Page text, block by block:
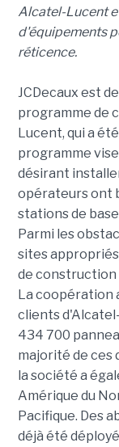
Alcatel-Lucent
d'équipements
réticence.
JCDecaux est
programme de
Lucent, qui a
programme
désirant
opérateurs ont
stations de
Parmi les
sites
de construction
La coopération
clients
434 700
majorité de ces
la société a
Amérique du
Pacifique. Des
déjà été